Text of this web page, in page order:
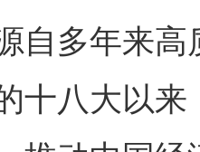
多年来高
十八大以